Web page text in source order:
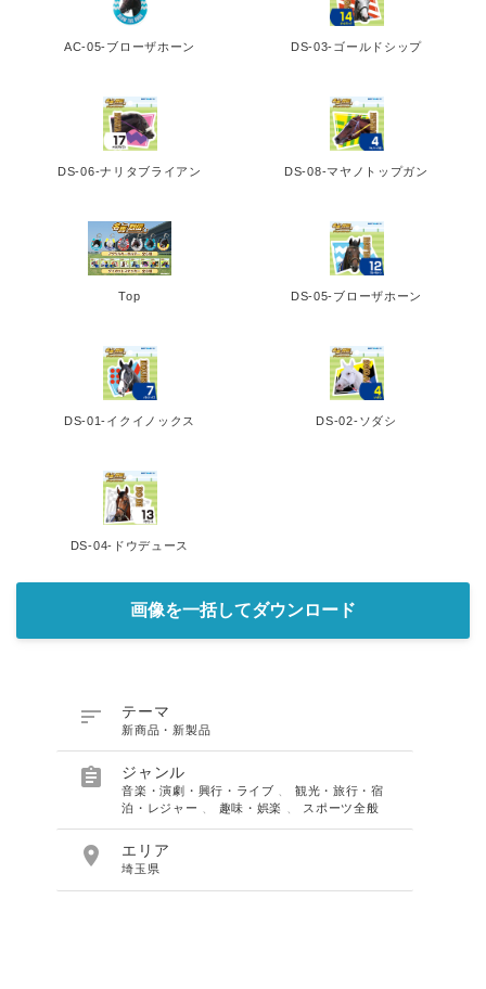
AC-05-ブローザホーン DS-03-ゴールドシップ
DS-06-ナリタブライアン DS-08-マヤノトップガン
Top DS-05-ブローザホーン
DS-01-イクイノックス DS-02-ソダシ
DS-04-ドウデュース
画像を一括してダウンロード
 テーマ
新商品・新製品
 ジャンル
音楽・演劇・興行・ライブ
観光・旅行・宿
泊・レジャー
趣味・娯楽 スポーツ全般
 エリア
埼玉県